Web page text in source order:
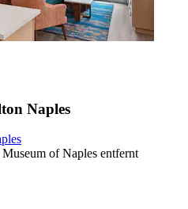
Naples
of Naples entfernt